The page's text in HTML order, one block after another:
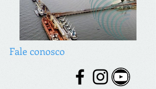
Fale conosco